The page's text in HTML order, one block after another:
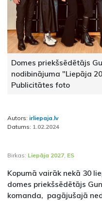
Domes priekšsēdētājs
nodibinājuma "Liepāja
Publicitātes foto
Autors: irliepaja.lv
Datums: 1.02.2024
Birkas: Liepāja 2027, ES
Kopumā vairāk nekā 30
domes priekšsēdētājs
komanda, pagājušajā